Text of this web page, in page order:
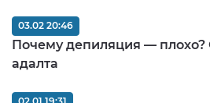
Почему депиляция — плохо?
адалта
03.02 20:46